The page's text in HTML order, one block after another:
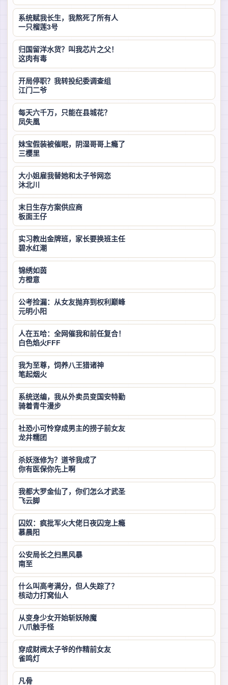
系统赋我长生，我熬死了所有人
一只榴莲3号
归国留洋水货？叫我芯片之父！
这肉有毒
开局停职？我转投纪委调查组
江门二爷
每天六千万，只能在县城花？
凤失凰
妹宝假装被催眠，阴湿哥哥上瘾了
三樱里
大小姐雇我替她和太子爷网恋
沐北川
末日生存方案供应商
板面王仔
实习教出金牌班，家长要换班主任
碧水红潮
锦绣如茵
方橙意
公考捡漏：从女友抛弃到权利巅峰
元明小阳
人在五哈：全网催我和前任复合！
白色焰火FFF
我为至尊，饲养八王猎诸神
笔起烟火
系统送编，我从外卖员变国安特勤
骑着青牛漫步
社恐小可怜穿成男主的捞子前女友
龙井糯团
杀妖涨修为？道爷我成了
你有医保你先上啊
我都大罗金仙了，你们怎么才武圣
飞云脚
囚奴：疯批军火大佬日夜囚宠上瘾
慕晨阳
公安局长之扫黑风暴
南至
什么叫高考满分，但人失踪了？
核动力打窝仙人
从变身少女开始斩妖除魔
八爪触手怪
穿成财阀太子爷的作精前女友
雀鸣灯
凡骨